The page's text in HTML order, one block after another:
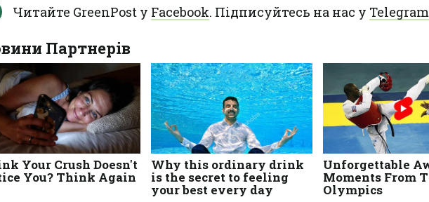
Читайте GreenPost у Facebook. Підписуйтесь на нас у Telegram